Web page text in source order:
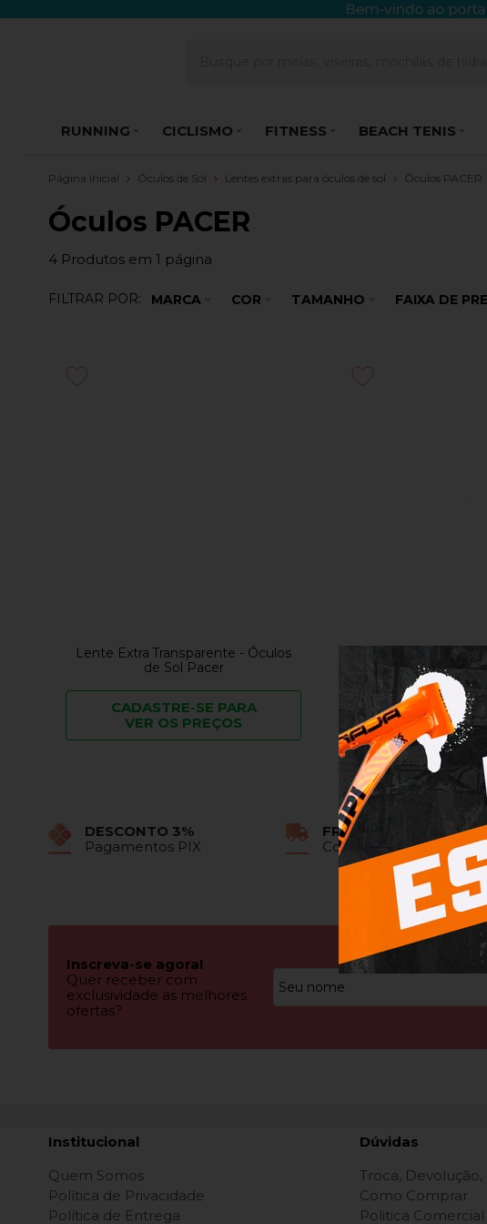
RUNNING CICLISMO FITNESS BEACH TENIS
Página Inicial Óculos de Sol Lentes extras para óculos de sol Óculos PACER
Óculos PACER
4 Produtos em 1 página
FILTRAR POR: MARCA COR TAMANHO FAIXA DE
Lente Extra Transparente - Óculos
de Sol Pacer
CADASTRE-SE PARA
VER OS PREÇOS
Pacer
CADASTRE-
VER OS
DESCONTO 3%
Pagamentos PIX
FRETE GRÁTIS
Confira as Condições
Inscreva-se agora!
Quer receber com
exclusividade as melhores
ofertas?
Institucional
Quem Somos
Política de Privacidade
Política de Entrega
Dúvidas
Troca, Devolução,
Como Comprar
Politica Comercial